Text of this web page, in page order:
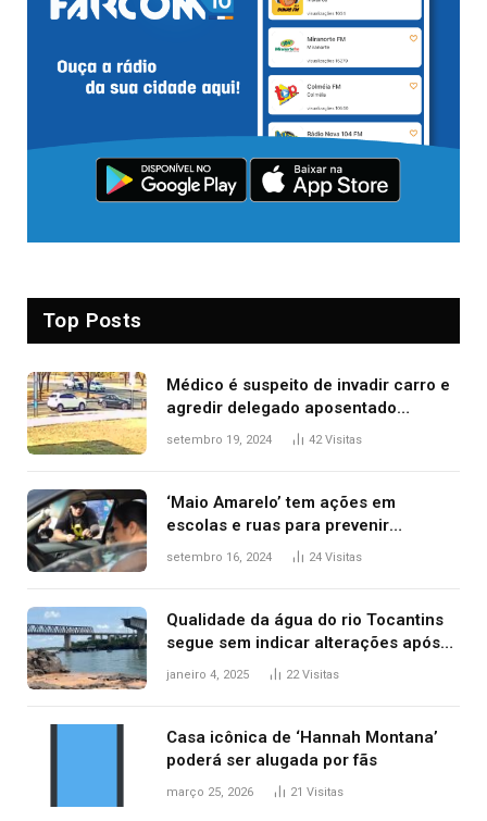
Top Posts
Médico é suspeito de invadir carro e
agredir delegado aposentado
durante confusão no trânsito
setembro 19, 2024 42Visitas
‘Maio Amarelo’ tem ações em
escolas e ruas para prevenir
acidentes no trânsito no AP
setembro 16, 2024 24 Visitas
Qualidade da água do rio Tocantins
segue sem indicar alterações após
desabamento da ponte entre MA e
janeiro 4, 2025 22Visitas
Casa icônica de ‘Hannah Montana’
poderá ser alugada por fãs
março 25, 2026 21 Visitas